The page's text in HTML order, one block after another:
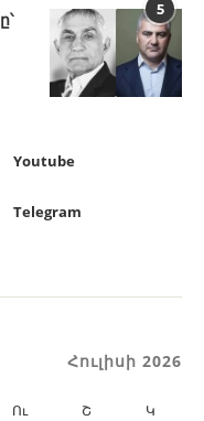
5
Youtube
Telegram
Հուլիսի 2026
Ու Շ Կ